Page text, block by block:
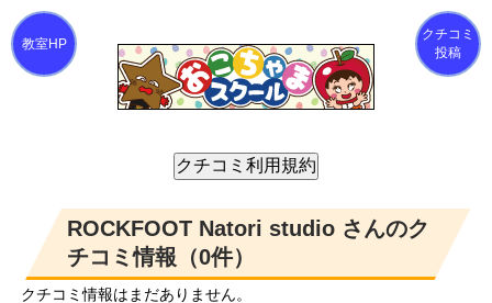
クチコミ
投稿
ROCKFOOT Natori studio さんのク
チコミ情報（0件）
クチコミ情報はまだありません。